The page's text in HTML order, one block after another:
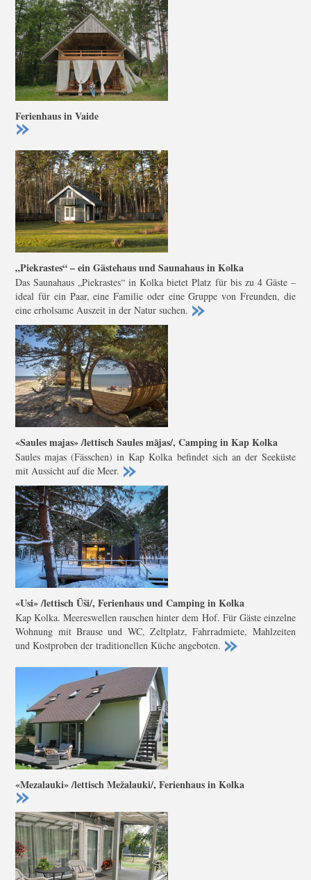
Ferienhaus in Vaide
„Piekrastes“ – ein Gästehaus und Saunahaus in Kolka
Das Saunahaus „Piekrastes“ in Kolka bietet Platz für bis zu 4 Gäste –
ideal für ein Paar, eine Familie oder eine Gruppe von Freunden, die
eine erholsame Auszeit in der Natur suchen.
«Saules majas» /lettisch Saules mājas/, Camping in Kap Kolka
Saules majas (Fässchen) in Kap Kolka befindet sich an der Seeküste
mit Aussicht auf die Meer.
«Usi» /lettisch Ūši/, Ferienhaus und Camping in Kolka
Kap Kolka. Meereswellen rauschen hinter dem Hof. Für Gäste einzelne
Wohnung mit Brause und WC, Zeltplatz, Fahrradmiete, Mahlzeiten
und Kostproben der traditionellen Küche angeboten.
«Mezalauki» /lettisch Mežalauki/, Ferienhaus in Kolka